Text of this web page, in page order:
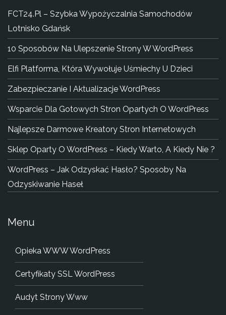
FCT24.pl – Szybka Wypożyczalnia Samochodów
Lotnisko Gdańsk
10 Sposobów Na Ulepszenie Strony W WordPress
Elfi Platforma, Która Wywołuje Uśmiechy U Dzieci
Zabezpieczanie I Aktualizacje WordPress
Wsparcie Dla Gotowych Stron Opartych O WordPress
Najlepsze Darmowe Kreatory Stron Internetowych
Sklep Oparty O WordPress – Kiedy Warto, A Kiedy Nie ?
WordPress – Jak Odzyskać Hasło? Sposoby Na
Odzyskiwanie Haseł
Menu
Opieka WWW WordPress
Certyfikaty SSL WordPress
Audyt Strony Www